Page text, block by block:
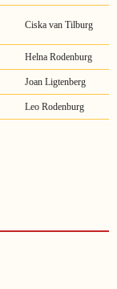
Ciska van Tilburg
Helna Rodenburg
Joan Ligtenberg
Leo Rodenburg